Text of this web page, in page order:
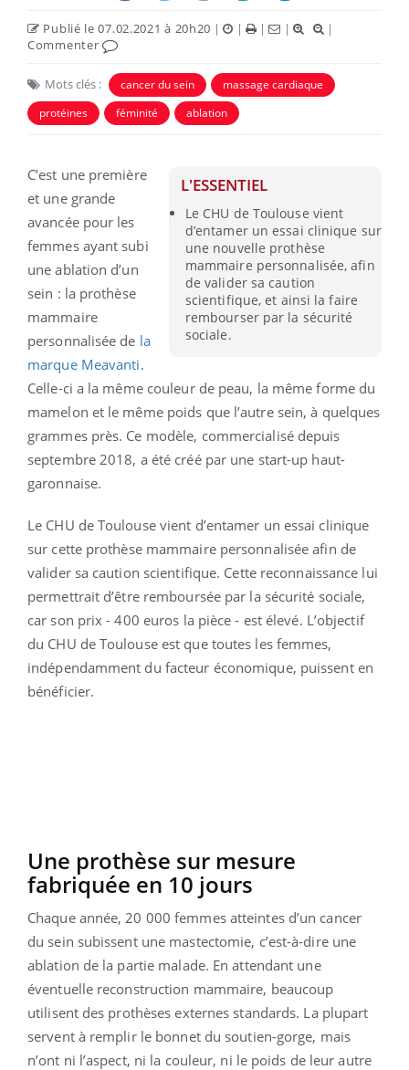
Publié le 07.02.2021 à 20h20 | | | |
|
Commenter
Mots clés : cancer du sein
massage cardiaque
protéines
féminité ablation
L'ESSENTIEL
Le CHU de Toulouse vient
d’entamer un essai clinique sur
une nouvelle prothèse
mammaire personnalisée, afin
de valider sa caution
scientifique, et ainsi la faire
rembourser par la sécurité
sociale.
C’est une première
et une grande
avancée pour les
femmes ayant subi
une ablation d’un
sein : la prothèse
mammaire
personnalisée de la
marque Meavanti.
Celle-ci a la même couleur de peau, la même forme du
mamelon et le même poids que l’autre sein, à quelques
grammes près. Ce modèle, commercialisé depuis
septembre 2018, a été créé par une start-up haut-
garonnaise.
Le CHU de Toulouse vient d’entamer un essai clinique
sur cette prothèse mammaire personnalisée afin de
valider sa caution scientifique. Cette reconnaissance lui
permettrait d’être remboursée par la sécurité sociale,
car son prix - 400 euros la pièce - est élevé. L’objectif
du CHU de Toulouse est que toutes les femmes,
indépendamment du facteur économique, puissent en
bénéficier.
Une prothèse sur mesure
fabriquée en 10 jours
Chaque année, 20 000 femmes atteintes d’un cancer
du sein subissent une mastectomie, c’est-à-dire une
ablation de la partie malade. En attendant une
éventuelle reconstruction mammaire, beaucoup
utilisent des prothèses externes standards. La plupart
servent à remplir le bonnet du soutien-gorge, mais
n’ont ni l’aspect, ni la couleur, ni le poids de leur autre